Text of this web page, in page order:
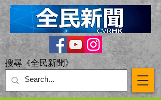
搜尋《全民新聞》